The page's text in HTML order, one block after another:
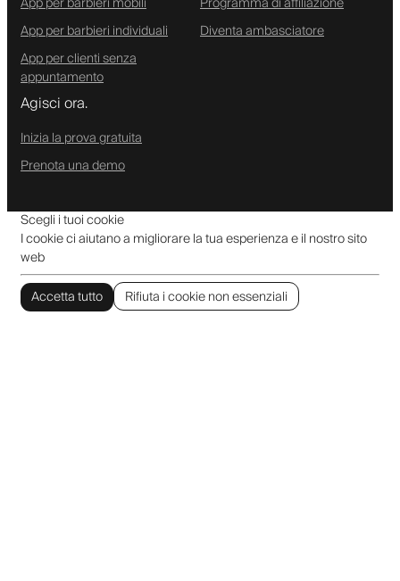
App per barbieri individuali
App per clienti senza
appuntamento
Diventa ambasciatore
Agisci ora.
Inizia la prova gratuita
Prenota una demo
Scegli i tuoi cookie
I cookie ci aiutano a migliorare la tua esperienza e il nostro sito
web
Accetta tutto
Rifiuta i cookie non essenziali